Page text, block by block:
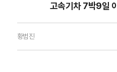
고속기차 7박9일
황범진